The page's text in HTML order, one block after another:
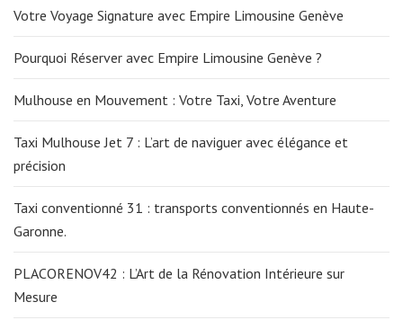
Votre Voyage Signature avec Empire Limousine Genève
Pourquoi Réserver avec Empire Limousine Genève ?
Mulhouse en Mouvement : Votre Taxi, Votre Aventure
Taxi Mulhouse Jet 7 : L’art de naviguer avec élégance et
précision
Taxi conventionné 31 : transports conventionnés en Haute-
Garonne.
PLACORENOV42 : L’Art de la Rénovation Intérieure sur
Mesure